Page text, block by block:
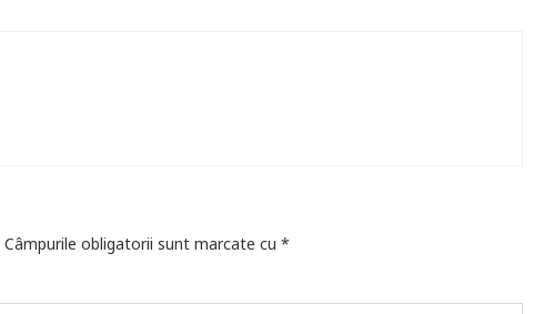
Câmpurile obligatorii sunt marcate cu *